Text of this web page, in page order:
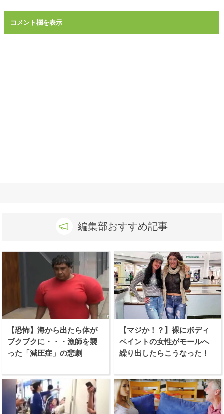
コメント欄を表示
編集部おすすめ記事
【恐怖】海から出たら体が
ブクブクに・・・漁師を襲
った「減圧症」の悲劇
【マジか！？】裸にボディ
ペイントの女性がモールへ
繰り出したらこうなった！